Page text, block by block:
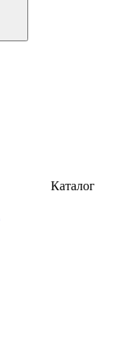
Каталог